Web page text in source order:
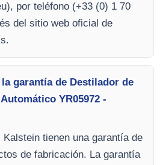
), por teléfono (+33 (0) 1 70
del sitio web oficial de
garantía de Destilador de
YR05972 -
Kalstein tienen una garantía de
de fabricación. La garantía